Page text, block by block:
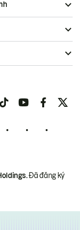
Đã đăng ký